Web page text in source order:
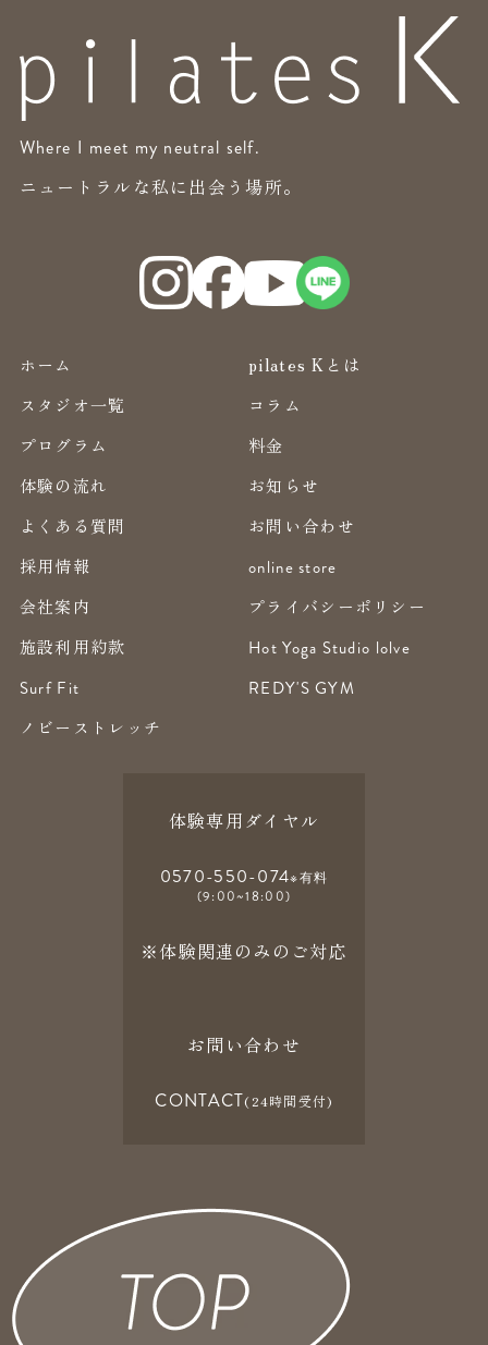
Where I meet my neutral self.
ニュートラルな私に出会う場所。
ホーム
pilates Kとは
スタジオ一覧
コラム
プログラム
料金
体験の流れ
お知らせ
よくある質問
お問い合わせ
採用情報
online store
会社案内
プライバシーポリシー
施設利用約款
Hot Yoga Studio lolve
Surf Fit
REDY'S GYM
ノビーストレッチ
体験専用ダイヤル
0570-550-074※有料
(9:00~18:00)
※体験関連のみのご対応
お問い合わせ
CONTACT(24時間受付)